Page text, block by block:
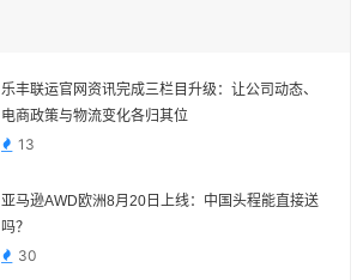
乐丰联运官网资讯完成三栏目升级：让公司动态、
电商政策与物流变化各归其位
13
亚马逊AWD欧洲8月20日上线：中国头程能直接送
吗？
30